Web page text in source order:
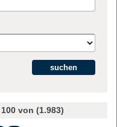
von (1.983)